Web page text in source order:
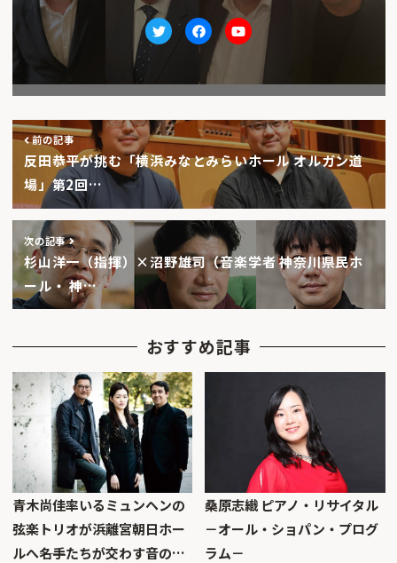
TwitterfacebookYoutube
前の記事
反田恭平が挑む「横浜みなとみらいホール オルガン道
場」第2回…
次の記事
杉山洋一（指揮）×沼野雄司（音楽学者 神奈川県民ホ
ール・ 神…
おすすめ記事
青木尚佳率いるミュンヘンの
弦楽トリオが浜離宮朝日ホー
ルへ――名手たちが交わす音の…
桑原志織 ピアノ・リサイタル
－オール・ショパン・プログ
ラム－